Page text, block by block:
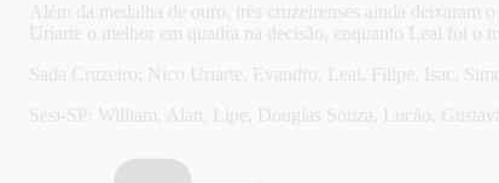
Além da medalha de ouro, três cruzeirenses ainda
Uriarte o melhor em quadra na decisão, enquanto Leal foi o
Sada Cruzeiro: Nico Uriarte, Evandro, Leal, Filipe, Isac,
Sesi-SP: William, Alan, Lipe, Douglas Souza, Lucão,